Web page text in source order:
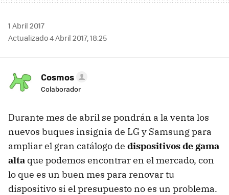
1 Abril 2017
Actualizado 4 Abril 2017, 18:25
Cosmos
Colaborador
Durante mes de abril se pondrán a la venta los
nuevos buques insignia de LG y Samsung para
ampliar el gran catálogo de dispositivos de gama
alta que podemos encontrar en el mercado, con
lo que es un buen mes para renovar tu
dispositivo si el presupuesto no es un problema.